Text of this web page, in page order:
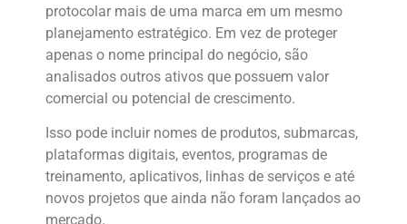
protocolar mais de uma marca em um mesmo
planejamento estratégico. Em vez de proteger
apenas o nome principal do negócio, são
analisados outros ativos que possuem valor
comercial ou potencial de crescimento.
Isso pode incluir nomes de produtos, submarcas,
plataformas digitais, eventos, programas de
treinamento, aplicativos, linhas de serviços e até
novos projetos que ainda não foram lançados ao
mercado.